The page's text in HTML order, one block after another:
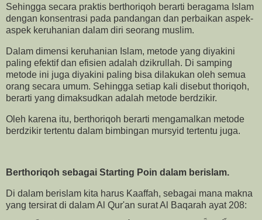
Sehingga secara praktis berthoriqoh berarti beragama Islam
dengan konsentrasi pada pandangan dan perbaikan aspek-
aspek keruhanian dalam diri seorang muslim.
Dalam dimensi keruhanian Islam, metode yang diyakini
paling efektif dan efisien adalah dzikrullah. Di samping
metode ini juga diyakini paling bisa dilakukan oleh semua
orang secara umum. Sehingga setiap kali disebut thoriqoh,
berarti yang dimaksudkan adalah metode berdzikir.
Oleh karena itu, berthoriqoh berarti mengamalkan metode
berdzikir tertentu dalam bimbingan mursyid tertentu juga.
Berthoriqoh sebagai Starting Poin dalam berislam.
Di dalam berislam kita harus Kaaffah, sebagai mana makna
yang tersirat di dalam Al Qur'an surat Al Baqarah ayat 208: